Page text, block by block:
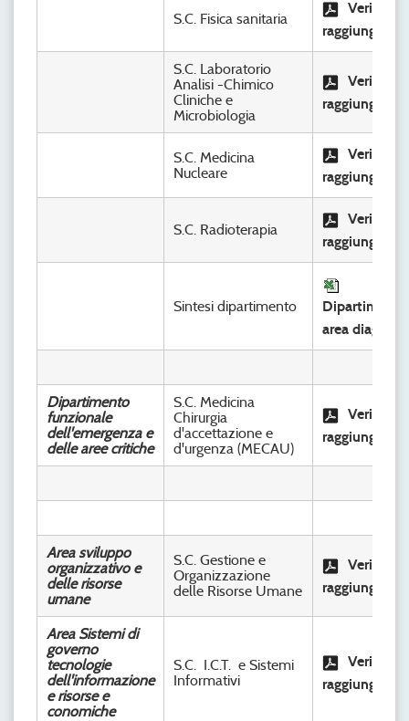
S.C. Fisica sanitaria
Verifica
S.C. Laboratorio
Analisi -Chimico
Cliniche e
Microbiologia
Verifica
S.C. Medicina
Nucleare
Verifica
S.C. Radioterapia
Verifica
Sintesi dipartimento
Dipartimento
area
Dipartimento
funzionale
dell'emergenza e
delle aree critiche
S.C. Medicina
Chirurgia
d'accettazione e
d'urgenza (MECAU)
Verifica
Area sviluppo
organizzativo e
delle risorse
umane
S.C. Gestione e
Organizzazione
delle Risorse Umane
Verifica
Area Sistemi di
governo
tecnologie
dell'informazione
e risorse e
conomiche
S.C. I.C.T. e Sistemi
Informativi
Verifica